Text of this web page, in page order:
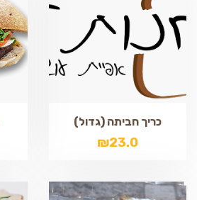
כריך חביתה (גדול)
₪23.0